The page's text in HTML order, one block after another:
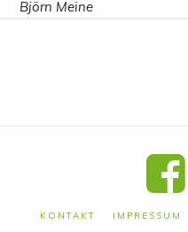
Björn Meine
KONTAKT IMPRESSUM